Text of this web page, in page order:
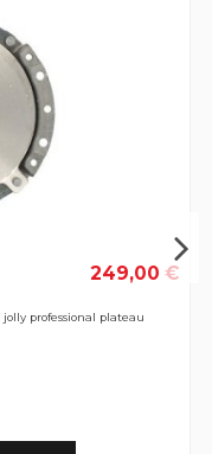
249,00 €
professional plateau